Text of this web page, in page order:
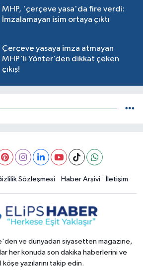
MHP, 'çerçeve yasa'da fire verdi:
İmzalamayan isim ortaya çıktı
Çerçeve yasaya imza atmayan
MHP'li Yönter’den dikkat çeken
çıkış!
Sözleşmesi Haber Arşivi İletişim
ve dünyadan siyasetten magazine,
her konuda son dakika haberlerini ve
yazılarını takip edin.